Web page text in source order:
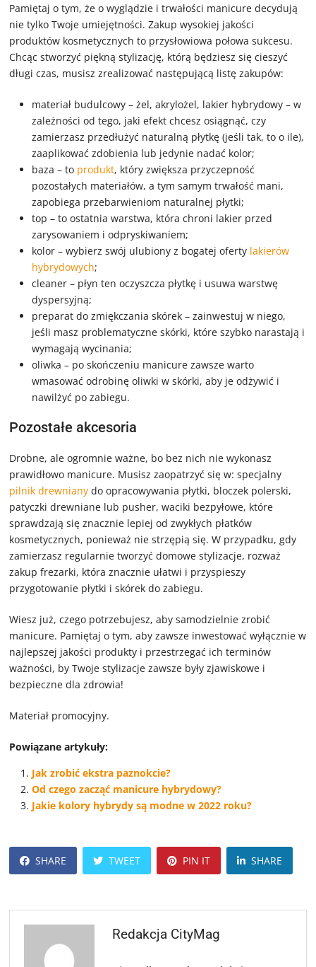
Pamiętaj o tym, że o wyglądzie i trwałości manicure decydują
nie tylko Twoje umiejętności. Zakup wysokiej jakości
produktów kosmetycznych to przysłowiowa połowa sukcesu.
Chcąc stworzyć piękną stylizację, którą będziesz się cieszyć
długi czas, musisz zrealizować następującą listę zakupów:
materiał budulcowy – żel, akrylożel, lakier hybrydowy – w
zależności od tego, jaki efekt chcesz osiągnąć, czy
zamierzasz przedłużyć naturalną płytkę (jeśli tak, to o ile),
zaaplikować zdobienia lub jedynie nadać kolor;
baza – to produkt, który zwiększa przyczepność
pozostałych materiałów, a tym samym trwałość mani,
zapobiega przebarwieniom naturalnej płytki;
top – to ostatnia warstwa, która chroni lakier przed
zarysowaniem i odpryskiwaniem;
kolor – wybierz swój ulubiony z bogatej oferty lakierów
hybrydowych;
cleaner – płyn ten oczyszcza płytkę i usuwa warstwę
dyspersyjną;
preparat do zmiękczania skórek – zainwestuj w niego,
jeśli masz problematyczne skórki, które szybko narastają i
wymagają wycinania;
oliwka – po skończeniu manicure zawsze warto
wmasować odrobinę oliwki w skórki, aby je odżywić i
nawilżyć po zabiegu.
Pozostałe akcesoria
Drobne, ale ogromnie ważne, bo bez nich nie wykonasz
prawidłowo manicure. Musisz zaopatrzyć się w: specjalny
pilnik drewniany do opracowywania płytki, bloczek polerski,
patyczki drewniane lub pusher, waciki bezpyłowe, które
sprawdzają się znacznie lepiej od zwykłych płatków
kosmetycznych, ponieważ nie strzępią się. W przypadku, gdy
zamierzasz regularnie tworzyć domowe stylizacje, rozważ
zakup frezarki, która znacznie ułatwi i przyspieszy
przygotowanie płytki i skórek do zabiegu.
Wiesz już, czego potrzebujesz, aby samodzielnie zrobić
manicure. Pamiętaj o tym, aby zawsze inwestować wyłącznie w
najlepszej jakości produkty i przestrzegać ich terminów
ważności, by Twoje stylizacje zawsze były zjawiskowe i
bezpieczne dla zdrowia!
Materiał promocyjny.
Powiązane artykuły:
Jak zrobić ekstra paznokcie?
Od czego zacząć manicure hybrydowy?
Jakie kolory hybrydy są modne w 2022 roku?
SHARE TWEET PIN IT SHARE
Redakcja CityMag